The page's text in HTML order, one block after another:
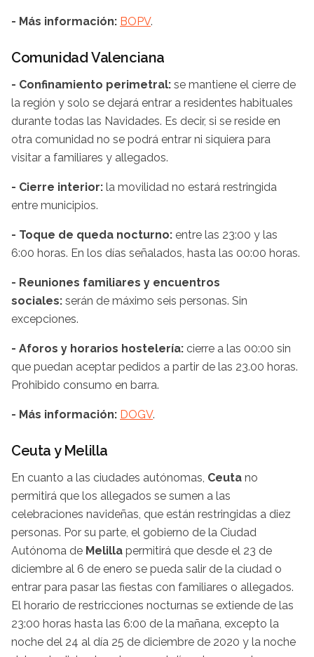
- Más información: BOPV.
Comunidad Valenciana
- Confinamiento perimetral: se mantiene el cierre de
la región y solo se dejará entrar a residentes habituales
durante todas las Navidades. Es decir, si se reside en
otra comunidad no se podrá entrar ni siquiera para
visitar a familiares y allegados.
- Cierre interior: la movilidad no estará restringida
entre municipios.
- Toque de queda nocturno: entre las 23:00 y las
6:00 horas. En los días señalados, hasta las 00:00 horas.
- Reuniones familiares y encuentros
sociales: serán de máximo seis personas. Sin
excepciones.
- Aforos y horarios hostelería: cierre a las 00:00 sin
que puedan aceptar pedidos a partir de las 23.00 horas.
Prohibido consumo en barra.
- Más información: DOGV.
Ceuta y Melilla
En cuanto a las ciudades autónomas, Ceuta no
permitirá que los allegados se sumen a las
celebraciones navideñas, que están restringidas a diez
personas. Por su parte, el gobierno de la Ciudad
Autónoma de Melilla permitirá que desde el 23 de
diciembre al 6 de enero se pueda salir de la ciudad o
entrar para pasar las fiestas con familiares o allegados.
El horario de restricciones nocturnas se extiende de las
23:00 horas hasta las 6:00 de la mañana, excepto la
noche del 24 al día 25 de diciembre de 2020 y la noche